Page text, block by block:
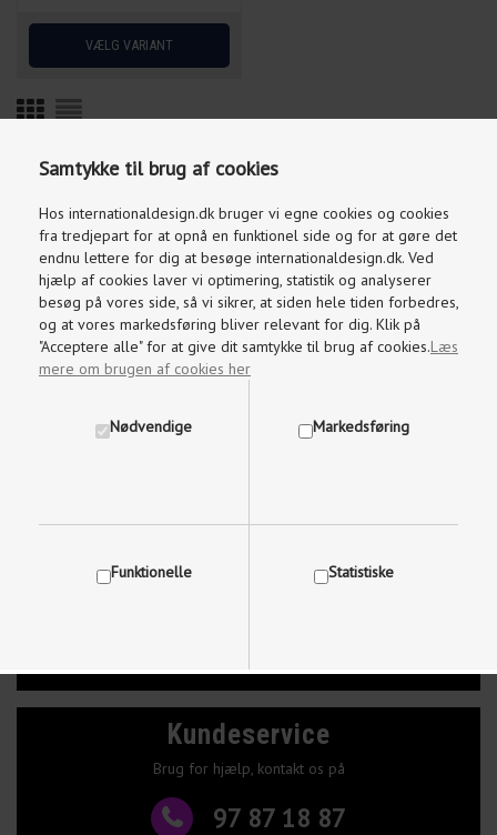
Samtykke til brug af cookies
Hos internationaldesign.dk bruger vi egne cookies og cookies
fra tredjepart for at opnå en funktionel side og for at gøre det
endnu lettere for dig at besøge internationaldesign.dk. Ved
hjælp af cookies laver vi optimering, statistik og analyserer
besøg på vores side, så vi sikrer, at siden hele tiden forbedres,
og at vores markedsføring bliver relevant for dig. Klik på
"Acceptere alle" for at give dit samtykke til brug af cookies.Læs
mere om brugen af cookies her
Nødvendige Markedsføring
Funktionelle Statistiske
Vis cookie detaljer
AktuelInfo
Kundeservice
Brug for hjælp, kontakt os på
97 87 18 87